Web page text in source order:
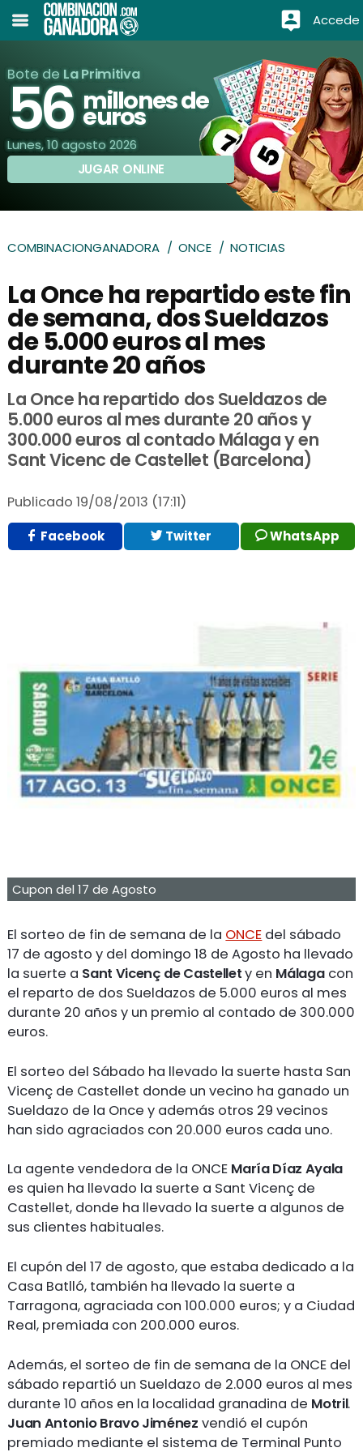
Accede
Bote de La Primitiva
56 millones de
euros
Lunes, 10 agosto 2026
JUGAR ONLINE
COMBINACIONGANADORA ONCE NOTICIAS
La Once ha repartido este fin
de semana, dos Sueldazos
de 5.000 euros al mes
durante 20 años
La Once ha repartido dos Sueldazos de
5.000 euros al mes durante 20 años y
300.000 euros al contado Málaga y en
Sant Vicenc de Castellet (Barcelona)
Publicado 19/08/2013 (17:11)
Facebook Twitter WhatsApp
Cupon del 17 de Agosto
El sorteo de fin de semana de la ONCE del sábado
17 de agosto y del domingo 18 de Agosto ha llevado
la suerte a Sant Vicenç de Castellety en Málagacon
el reparto de dos Sueldazos de 5.000 euros al mes
durante 20 años y un premio al contado de 300.000
euros.
El sorteo del Sábado ha llevado la suerte hasta San
Vicenç de Castellet donde un vecino ha ganado un
Sueldazo de la Once y además otros 29 vecinos
han sido agraciados con 20.000 euros cada uno.
La agente vendedora de la ONCE María Díaz Ayala
es quien ha llevado la suerte a Sant Vicenç de
Castellet, donde ha llevado la suerte a algunos de
sus clientes habituales.
El cupón del 17 de agosto, que estaba dedicado a la
Casa Batlló, también ha llevado la suerte a
Tarragona, agraciada con 100.000 euros; y a Ciudad
Real, premiada con 200.000 euros.
Además, el sorteo de fin de semana de la ONCE del
sábado repartió un Sueldazo de 2.000 euros al mes
durante 10 años en la localidad granadina de Motril.
Juan Antonio Bravo Jiménez vendió el cupón
premiado mediante el sistema de Terminal Punto